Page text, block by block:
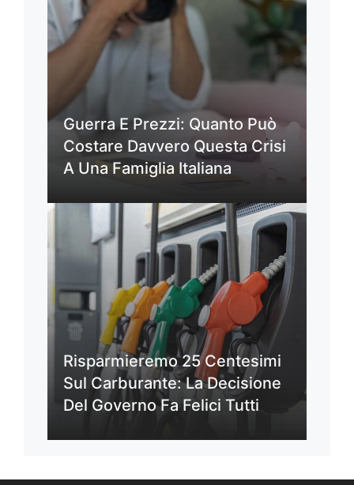
Guerra E Prezzi: Quanto Può
Costare Davvero Questa Crisi
A Una Famiglia Italiana
Risparmieremo 25 Centesimi
Sul Carburante: La Decisione
Del Governo Fa Felici Tutti